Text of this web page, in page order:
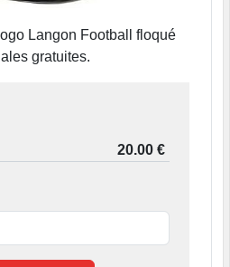
Langon Football floqué
gratuites.